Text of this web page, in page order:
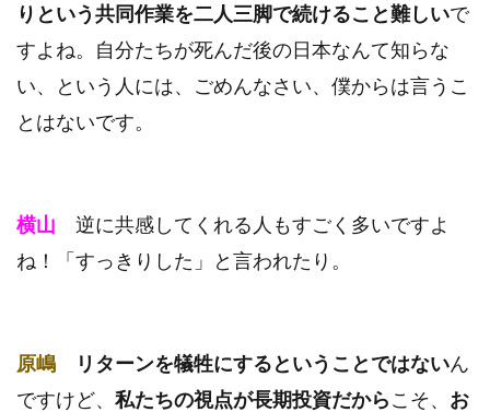
りという共同作業を二人三脚で続けること難しいで
すよね。自分たちが死んだ後の日本なんて知らな
い、という人には、ごめんなさい、僕からは言うこ
とはないです。
横山 逆に共感してくれる人もすごく多いですよ
ね！「すっきりした」と言われたり。
原嶋 リターンを犠牲にするということではないん
ですけど、 私たちの視点が長期投資だからこそ、 お